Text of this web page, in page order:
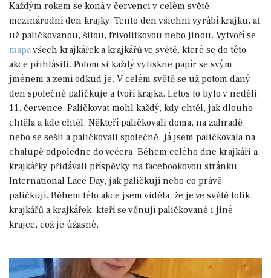
Každým rokem se koná v červenci v celém světě
mezinárodní den krajky. Tento den všichni vyrábí krajku, ať
už paličkovanou, šitou, frivolitkovou nebo jinou. Vytvoří se
mapavšech krajkářek a krajkářů ve světě, které se do této
akce přihlásili. Potom si každý vytiskne papír se svým
jménem a zemí odkud je. V celém světě se už potom daný
den společně paličkuje a tvoří krajka. Letos to bylo v neděli
11. července. Paličkovat mohl každý, kdy chtěl, jak dlouho
chtěla a kde chtěl. Někteří paličkovali doma, na zahradě
nebo se sešli a paličkovali společně. Já jsem paličkovala na
chalupě odpoledne do večera. Během celého dne krajkáři a
krajkářky přidávali příspěvky na facebookovou stránku
International Lace Day, jak paličkují nebo co právě
paličkují. Během této akce jsem viděla, že je ve světě tolik
krajkářů a krajkářek, kteří se věnují paličkované i jiné
krajce, což je úžasné.